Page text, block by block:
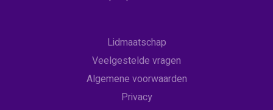
Lidmaatschap
Veelgestelde vragen
Algemene voorwaarden
Privacy